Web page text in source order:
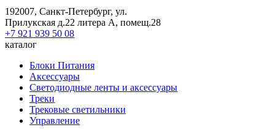
192007, Санкт-Петербург, ул.
Прилукская д.22 литера А, помещ.28
+7 921 939 50 08
каталог
Блоки Питания
Аксессуары
Светодиодные ленты и аксессуары
Треки
Трековые светильники
Управление